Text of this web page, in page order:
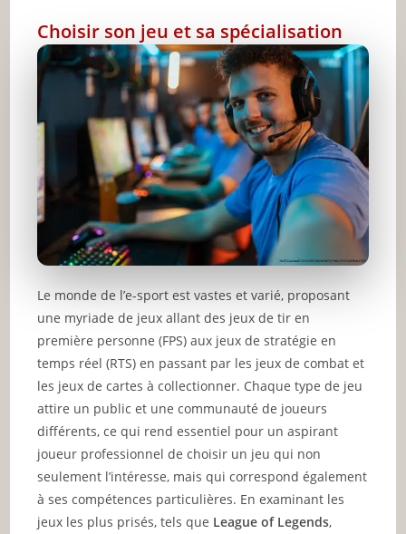
Choisir son jeu et sa spécialisation
Le monde de l’e-sport est vastes et varié, proposant
une myriade de jeux allant des jeux de tir en
première personne (FPS) aux jeux de stratégie en
temps réel (RTS) en passant par les jeux de combat et
les jeux de cartes à collectionner. Chaque type de jeu
attire un public et une communauté de joueurs
différents, ce qui rend essentiel pour un aspirant
joueur professionnel de choisir un jeu qui non
seulement l’intéresse, mais qui correspond également
à ses compétences particulières. En examinant les
jeux les plus prisés, tels que League of Legends,